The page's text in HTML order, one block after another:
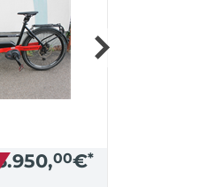
3.950,00€*